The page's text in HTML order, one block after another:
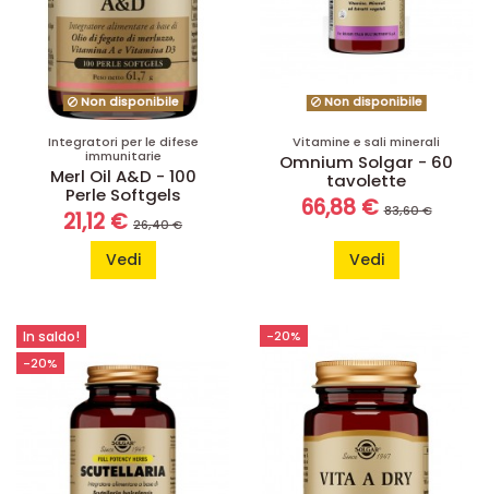
Non disponibile
Integratori per le difese
immunitarie
Merl Oil A&D - 100
Perle Softgels
21,12 € 26,40 €
Vedi
Non disponibile
Vitamine e sali minerali
Omnium Solgar - 60
tavolette
66,88 €83,60 €
Vedi
In saldo!
-20%
-20%